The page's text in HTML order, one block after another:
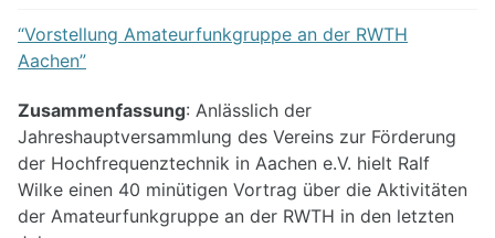
“Vorstellung Amateurfunkgruppe an der RWTH
Aachen”
Zusammenfassung: Anlässlich der
Jahreshauptversammlung des Vereins zur Förderung
der Hochfrequenztechnik in Aachen e.V. hielt Ralf
Wilke einen 40 minütigen Vortrag über die Aktivitäten
der Amateurfunkgruppe an der RWTH in den letzten